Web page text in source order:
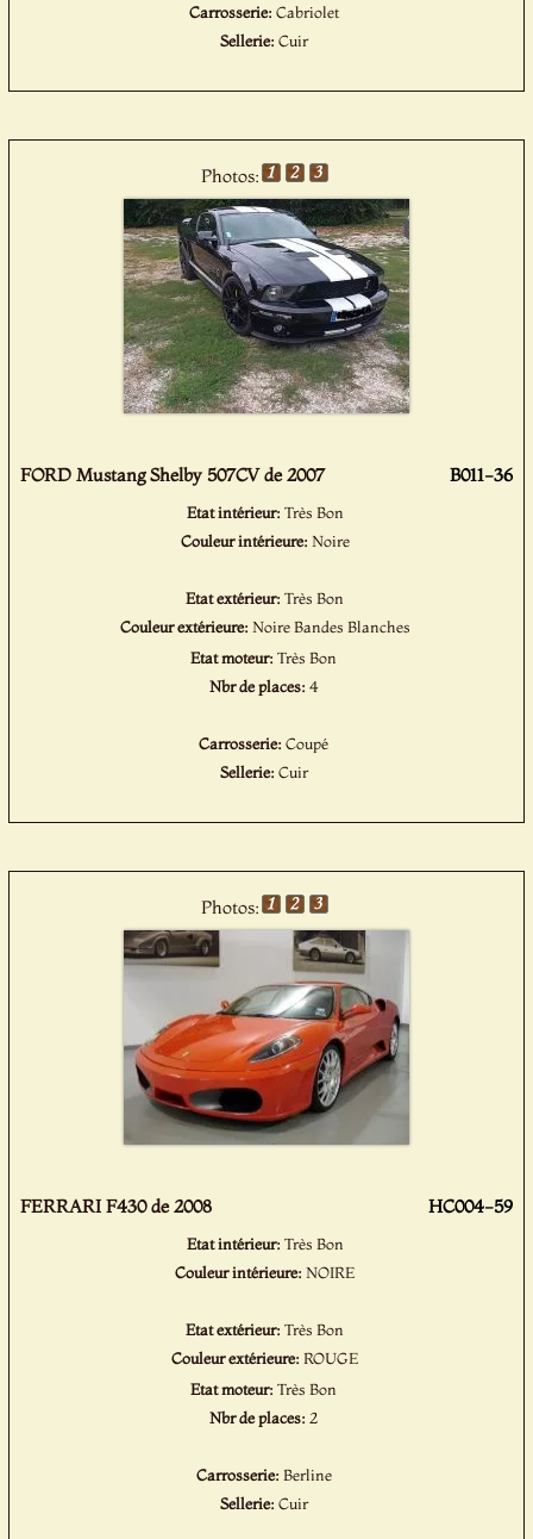
Carrosserie: Cabriolet
Sellerie: Cuir
Photos:
FORD Mustang Shelby 507CV de 2007 B011-36
Etat intérieur: Très Bon
Couleur intérieure: Noire
Etat extérieur:Très Bon
Couleur extérieure: Noire Bandes Blanches
Etat moteur:Très Bon
Nbr de places: 4
Carrosserie:Coupé
Sellerie: Cuir
Photos:
FERRARI F430 de 2008 HC004-59
Etat intérieur: Très Bon
Couleur intérieure:NOIRE
Etat extérieur:Très Bon
Couleur extérieure:ROUGE
Etat moteur:Très Bon
Nbr de places: 2
Carrosserie: Berline
Sellerie: Cuir